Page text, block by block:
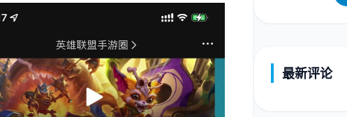
最新评论